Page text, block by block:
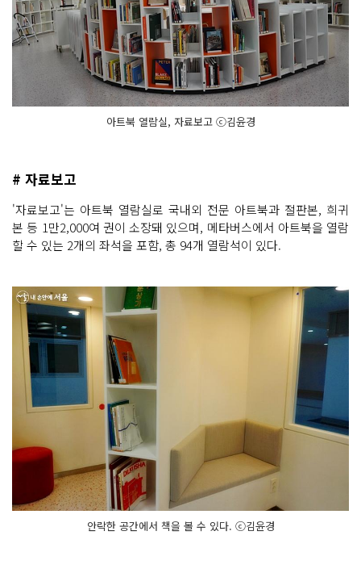
아트북 열람실, 자료보고 ⓒ김윤경
# 자료보고
'자료보고'는 아트북 열람실로 국내외 전문 아트북과 절판본, 희귀
본 등 1만2,000여 권이 소장돼 있으며, 메타버스에서 아트북을 열람
할 수 있는 2개의 좌석을 포함, 총 94개 열람석이 있다.
안락한 공간에서 책을 볼 수 있다. ⓒ김윤경